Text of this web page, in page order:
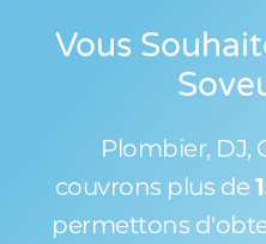
Vous
Plombier, DJ,
couvrons plus de
permettons